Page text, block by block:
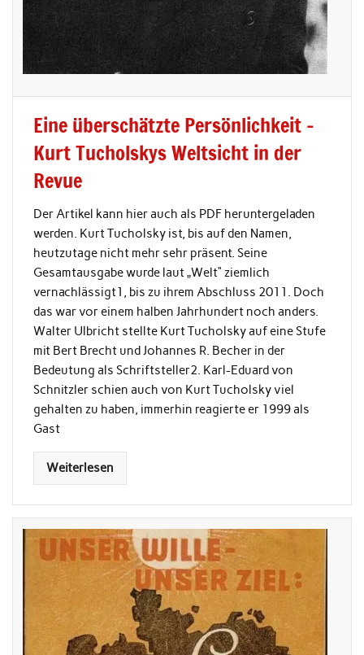
Eine überschätzte Persönlichkeit –
Kurt Tucholskys Weltsicht in der
Revue
Der Artikel kann hier auch als PDF heruntergeladen
werden. Kurt Tucholsky ist, bis auf den Namen,
heutzutage nicht mehr sehr präsent. Seine
Gesamtausgabe wurde laut „Welt“ ziemlich
vernachlässigt1, bis zu ihrem Abschluss 2011. Doch
das war vor einem halben Jahrhundert noch anders.
Walter Ulbricht stellte Kurt Tucholsky auf eine Stufe
mit Bert Brecht und Johannes R. Becher in der
Bedeutung als Schriftsteller2. Karl-Eduard von
Schnitzler schien auch von Kurt Tucholsky viel
gehalten zu haben, immerhin reagierte er 1999 als
Gast
Weiterlesen